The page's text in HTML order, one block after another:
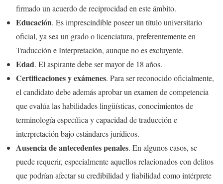
firmado un acuerdo de reciprocidad en este ámbito.
Educación. Es imprescindible poseer un título universitario
oficial, ya sea un grado o licenciatura, preferentemente en
Traducción e Interpretación, aunque no es excluyente.
Edad. El aspirante debe ser mayor de 18 años.
Certificaciones y exámenes. Para ser reconocido oficialmente,
el candidato debe además aprobar un examen de competencia
que evalúa las habilidades lingüísticas, conocimientos de
terminología específica y capacidad de traducción e
interpretación bajo estándares jurídicos.
Ausencia de antecedentes penales. En algunos casos, se
puede requerir, especialmente aquellos relacionados con delitos
que podrían afectar su credibilidad y fiabilidad como intérprete